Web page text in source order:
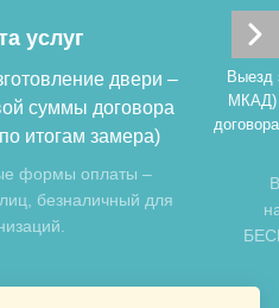
услуг
двери –
суммы договора
итогам замера)
формы оплаты –
безналичный для
Выезд